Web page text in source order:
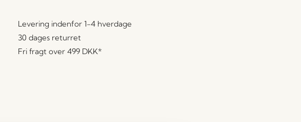
Levering indenfor 1-4 hverdage
30 dages returret
Fri fragt over 499 DKK*